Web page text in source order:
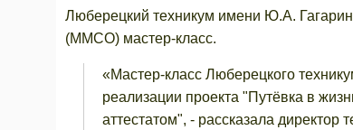
Люберецкий техникум имени Ю.А.
(ММСО) мастер-класс.
«Мастер-класс Люберецкого
реализации проекта "Путёвка в
аттестатом", - рассказала директор